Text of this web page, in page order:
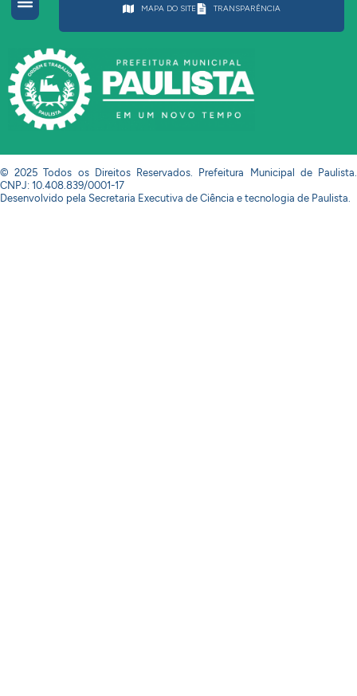
MAPA DO SITE TRANSPARÊNCIA
© 2025 Todos os Direitos Reservados. Prefeitura Municipal de Paulista.
CNPJ: 10.408.839/0001-17
Desenvolvido pela Secretaria Executiva de Ciência e tecnologia de Paulista.